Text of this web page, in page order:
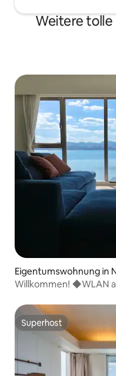
Weitere
Eigentumswohnung in
Willkommen! ◆WLAN
Superhost
Superhost